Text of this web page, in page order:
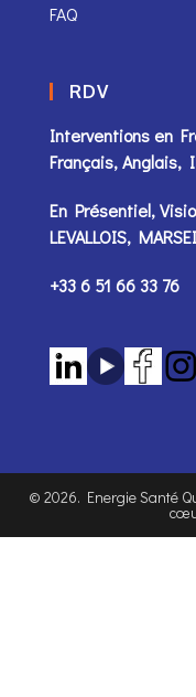
FAQ
RDV
Interventions en
Français, Anglais,
En Présentiel,
LEVALLOIS,
+33 6 51 66 33 76
© 2026. Energie Santé